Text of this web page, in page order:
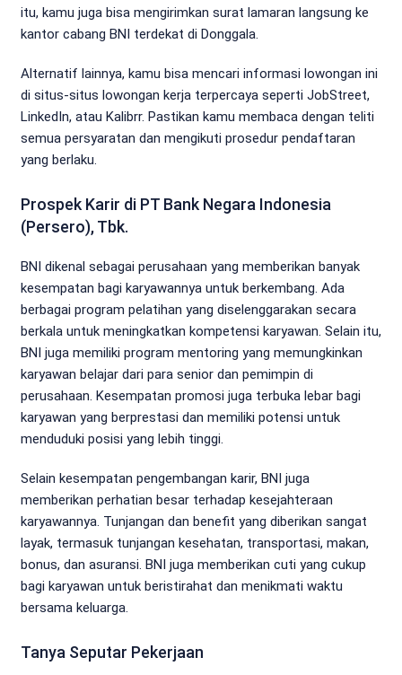
itu, kamu juga bisa mengirimkan surat lamaran langsung ke
kantor cabang BNI terdekat di Donggala.
Alternatif lainnya, kamu bisa mencari informasi lowongan ini
di situs-situs lowongan kerja terpercaya seperti JobStreet,
LinkedIn, atau Kalibrr. Pastikan kamu membaca dengan teliti
semua persyaratan dan mengikuti prosedur pendaftaran
yang berlaku.
Prospek Karir di PT Bank Negara Indonesia
(Persero), Tbk.
BNI dikenal sebagai perusahaan yang memberikan banyak
kesempatan bagi karyawannya untuk berkembang. Ada
berbagai program pelatihan yang diselenggarakan secara
berkala untuk meningkatkan kompetensi karyawan. Selain itu,
BNI juga memiliki program mentoring yang memungkinkan
karyawan belajar dari para senior dan pemimpin di
perusahaan. Kesempatan promosi juga terbuka lebar bagi
karyawan yang berprestasi dan memiliki potensi untuk
menduduki posisi yang lebih tinggi.
Selain kesempatan pengembangan karir, BNI juga
memberikan perhatian besar terhadap kesejahteraan
karyawannya. Tunjangan dan benefit yang diberikan sangat
layak, termasuk tunjangan kesehatan, transportasi, makan,
bonus, dan asuransi. BNI juga memberikan cuti yang cukup
bagi karyawan untuk beristirahat dan menikmati waktu
bersama keluarga.
Tanya Seputar Pekerjaan